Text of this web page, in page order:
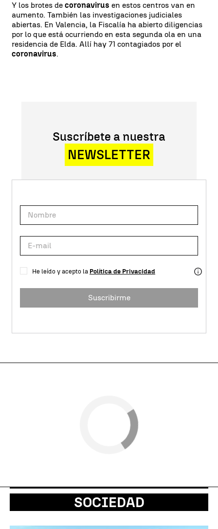
Y los brotes de coronavirus en estos centros van en
aumento. También las investigaciones judiciales
abiertas. En Valencia, la Fiscalía ha abierto diligencias
por lo que está ocurriendo en esta segunda ola en una
residencia de Elda. Allí hay 71 contagiados por el
coronavirus.
Suscríbete a nuestra
NEWSLETTER
He leído y acepto la Política de Privacidad
Suscribirme
SOCIEDAD